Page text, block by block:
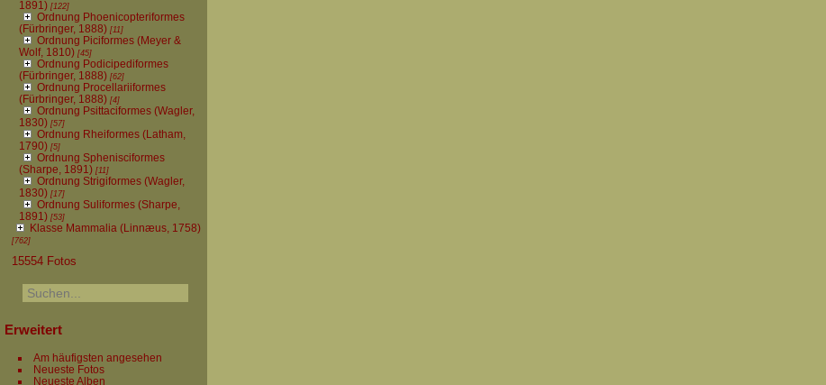
1891)[122]
Ordnung Phoenicopteriformes
(Fürbringer, 1888)[11]
Ordnung Piciformes (Meyer &
Wolf, 1810)[45]
Ordnung Podicipediformes
(Fürbringer, 1888)[62]
Ordnung Procellariiformes
(Fürbringer, 1888)[4]
Ordnung Psittaciformes (Wagler,
1830)[57]
Ordnung Rheiformes (Latham,
1790) [5]
Ordnung Sphenisciformes
(Sharpe, 1891)[11]
Ordnung Strigiformes (Wagler,
1830)[17]
Ordnung Suliformes (Sharpe,
1891)[53]
Klasse Mammalia (Linnæus, 1758)
[762]
15554 Fotos
Erweitert
Am häufigsten angesehen
Neueste Fotos
Neueste Alben